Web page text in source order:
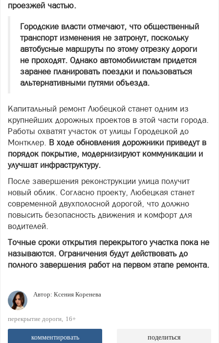
проезжей частью.
Городские власти отмечают, что общественный
транспорт изменения не затронут, поскольку
автобусные маршруты по этому отрезку дороги
не проходят. Однако автомобилистам придется
заранее планировать поездки и пользоваться
альтернативными путями объезда.
Капитальный ремонт Любецкой станет одним из
крупнейших дорожных проектов в этой части города.
Работы охватят участок от улицы Городецкой до
Монтклер. В ходе обновления дорожники приведут в
порядок покрытие, модернизируют коммуникации и
улучшат инфраструктуру.
После завершения реконструкции улица получит
новый облик. Согласно проекту, Любецкая станет
современной двухполосной дорогой, что должно
повысить безопасность движения и комфорт для
водителей.
Точные сроки открытия перекрытого участка пока не
называются. Ограничения будут действовать до
полного завершения работ на первом этапе ремонта.
Автор: Ксения Коренева
перекрытие дороги 16+
комментировать поделиться